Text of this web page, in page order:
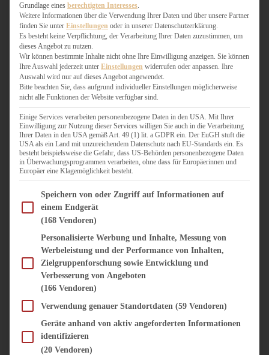
HERZHAFT
BURGER & SANDWICHES
FIX AUF DEM TISCH
FLEISCH & FISCH
GRILLEN / BARBECUE
HERZHAFTES BACKEN
ONE-POT-GERICHTE
PASTA & NUDELGERICHTE
PIZZA, TARTES & QUICHES
REIS & RISOTTO
SALATE & SNACKS
SUPPENKASPEREIEN
VORSPEISEN
SÜSS & HERZHAFT
BROTAUFSTRICH
DIPS, SAUCEN, CHUTNEYS
KÜCHENGESCHENKE
Grundlage eines berechtigten Interesses
Weitere Informationen über die Verwendung Ihrer Daten und über unsere Partner
finden Sie unter Einstellungen oder in unserer Datenschutzerklärung.
Es besteht keine Verpflichtung, der Verarbeitung Ihrer Daten zuzustimmen, um
dieses Angebot zu nutzen.
Wir können bestimmte Inhalte nicht ohne Ihre Einwilligung anzeigen. Sie können
Ihre Auswahl jederzeit unter Einstellungen widerrufen oder anpassen. Ihre
Auswahl wird nur auf dieses Angebot angewendet.
Bitte beachten Sie, dass aufgrund individueller Einstellungen möglicherweise
nicht alle Funktionen der Website verfügbar sind.
Einige Services verarbeiten personenbezogene Daten in den USA. Mit Ihrer
Einwilligung zur Nutzung dieser Services willigen Sie auch in die Verarbeitung
Ihrer Daten in den USA gemäß Art. 49 (1) lit. a GDPR ein. Der EuGH stuft die
USA als ein Land mit unzureichendem Datenschutz nach EU-Standards ein. Es
besteht beispielsweise die Gefahr, dass US-Behörden personenbezogene Daten
in Überwachungsprogrammen verarbeiten, ohne dass für Europäerinnen und
Europäer eine Klagemöglichkeit besteht.
Im Folgenden finden Sie eine Liste der Zwecke des IAB Transparency and Consent
Speichern von oder Zugriff auf Informationen auf
einem Endgerät
(168 Vendoren)
Personalisierte Werbung und Inhalte, Messung von
Werbeleistung und der Performance von Inhalten,
Zielgruppenforschung sowie Entwicklung und
Verbesserung von Angeboten
(166 Vendoren)
Verwendung genauer Standortdaten (59 Vendoren)
Geräte anhand von aktiv angeforderten Informationen
identifizieren
(20 Vendoren)